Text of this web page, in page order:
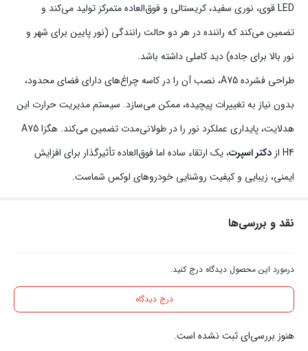
LED قوی، نوری سفید، کریستالی و فوق‌العاده متمرکز تولید می‌کند و
تضمین می‌کند که راننده در هر دو حالت رانندگی (نور پایین برای شهر و
نور بالا برای جاده) دید کاملی داشته باشد.
طراحی فشرده A75، نصب آن را در کاسه چراغ‌های دارای فضای محدود،
بدون نیاز به تغییرات پیچیده، ممکن می‌سازد. سیستم مدیریت حرارت این
هدلایت، پایداری عملکرد نور را در طولانی‌مدت تضمین می‌کند. هگزا A75
H4 از
دکتر اسپرت، یک ارتقاء ساده اما فوق‌العاده تأثیرگذار برای افزایش
ایمنی، زیبایی و کیفیت روشنایی خودروهای لوکس شماست.
نقد و بررسی‌ها
درمورد این محصول دیدگاه درج کنید.
درج دیدگاه
هنوز بررسی‌ای ثبت نشده است.